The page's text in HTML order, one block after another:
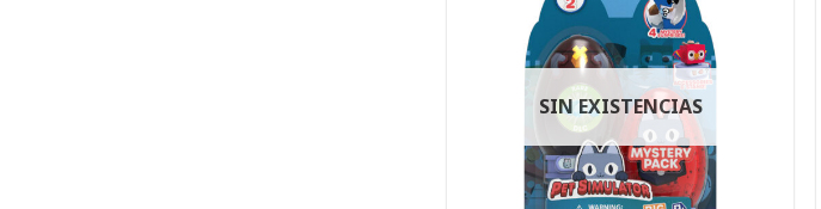
SIN EXISTENCIAS